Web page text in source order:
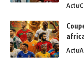
Actu
Actu